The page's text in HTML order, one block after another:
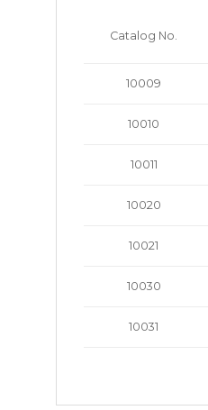
Catalog No.
10009
10010
10011
10020
10021
10030
10031